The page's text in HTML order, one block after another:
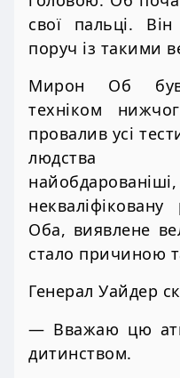
свої пальці.
поруч із такими
Мирон Об
техніком
провалив усі
людства
Оба, виявлене
стало причиною
Генерал Уайдер
— Вважаю цю
дитинством.